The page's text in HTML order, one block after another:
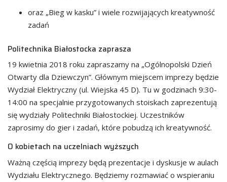
oraz „Bieg w kasku” i wiele rozwijających kreatywność
zadań
Politechnika Białostocka zaprasza
19 kwietnia 2018 roku zapraszamy na „Ogólnopolski Dzień
Otwarty dla Dziewczyn”. Głównym miejscem imprezy będzie
Wydział Elektryczny (ul. Wiejska 45 D). Tu w godzinach 9:30-
14:00 na specjalnie przygotowanych stoiskach zaprezentują
się wydziały Politechniki Białostockiej. Uczestników
zaprosimy do gier i zadań, które pobudzą ich kreatywność.
O kobietach na uczelniach wyższych
Ważną częścią imprezy będą prezentacje i dyskusje w aulach
Wydziału Elektrycznego. Będziemy rozmawiać o wspieraniu